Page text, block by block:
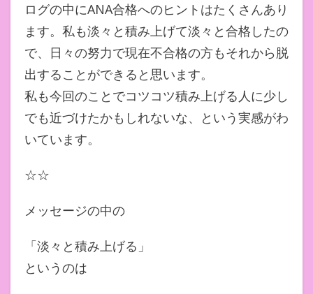
ログの中にANA合格へのヒントはたくさんあり
ます。私も淡々と積み上げて淡々と合格したの
で、日々の努力で現在不合格の方もそれから脱
出することができると思います。
私も今回のことでコツコツ積み上げる人に少し
でも近づけたかもしれないな、という実感がわ
いています。
☆☆
メッセージの中の
「淡々と積み上げる」
というのは